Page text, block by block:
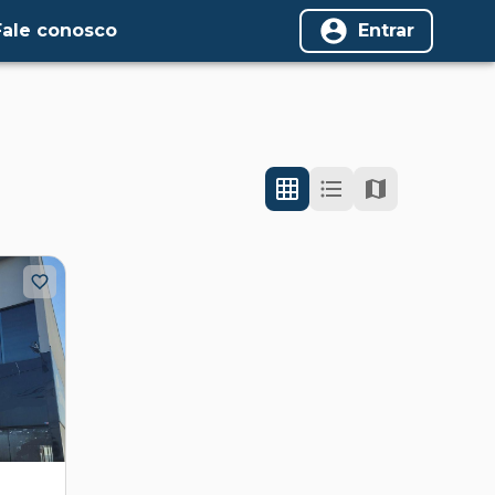
conosco Entrar